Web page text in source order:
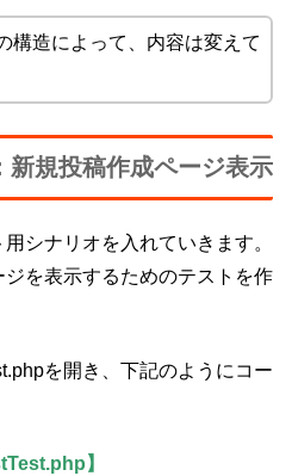
構造によって、内容は変えて
新規投稿作成ページ表示
シナリオを入れていきます。
を表示するためのテストを作
を開き、下記のようにコー
】